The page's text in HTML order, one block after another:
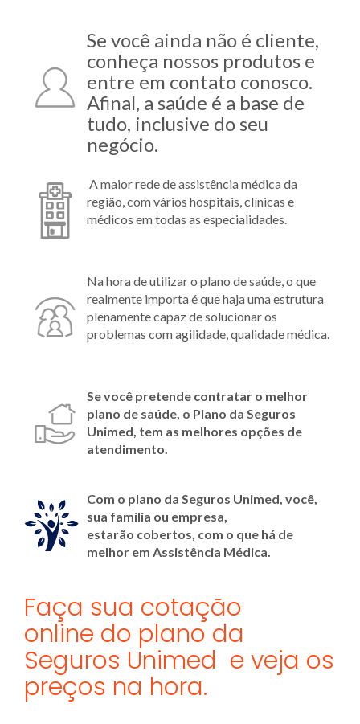
Se você ainda não é cliente,
conheça nossos produtos e
entre em contato conosco.
Afinal, a saúde é a base de
tudo, inclusive do seu
negócio.
A maior rede de assistência médica da
região, com vários hospitais, clínicas e
médicos em todas as especialidades.
Na hora de utilizar o plano de saúde, o que
realmente importa é que haja uma estrutura
plenamente capaz de solucionar os
problemas com agilidade, qualidade médica.
Se você pretende contratar o melhor
plano de saúde, o Plano da Seguros
Unimed, tem as melhores opções de
atendimento.
Com o plano da Seguros Unimed, você,
sua família ou empresa,
estarão cobertos, com o que há de
melhor em Assistência Médica.
Faça sua cotação
online do plano da
Seguros Unimed e veja os
preços na hora.